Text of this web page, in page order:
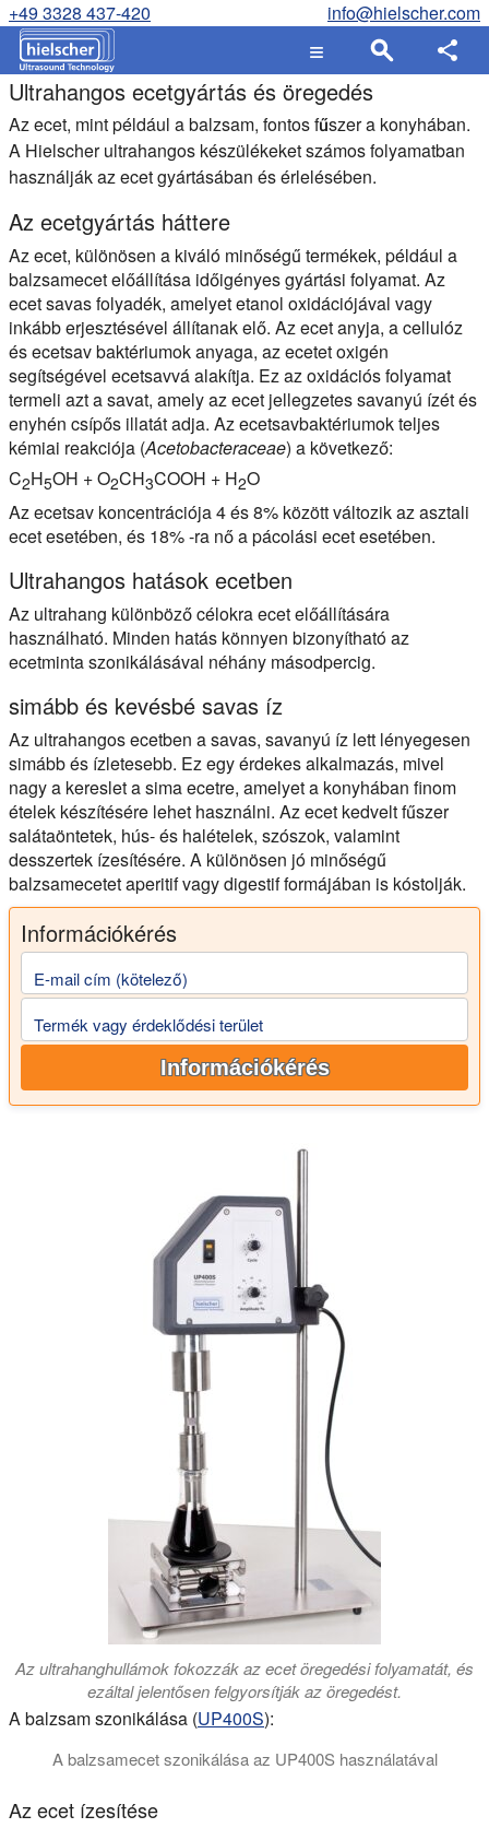
+49 3328 437-420 info@hielscher.com
Ultrahangos ecetgyártás és öregedés
Az ecet, mint például a balzsam, fontos fűszer a konyhában.
A Hielscher ultrahangos készülékeket számos folyamatban
használják az ecet gyártásában és érlelésében.
Az ecetgyártás háttere
Az ecet, különösen a kiváló minőségű termékek, például a
balzsamecet előállítása időigényes gyártási folyamat. Az
ecet savas folyadék, amelyet etanol oxidációjával vagy
inkább erjesztésével állítanak elő. Az ecet anyja, a cellulóz
és ecetsav baktériumok anyaga, az ecetet oxigén
segítségével ecetsavvá alakítja. Ez az oxidációs folyamat
termeli azt a savat, amely az ecet jellegzetes savanyú ízét és
enyhén csípős illatát adja. Az ecetsavbaktériumok teljes
kémiai reakciója (Acetobacteraceae) a következő:
C2H5OH + O2CH3COOH + H2O
Az ecetsav koncentrációja 4 és 8% között változik az asztali
ecet esetében, és 18% -ra nő a pácolási ecet esetében.
Ultrahangos hatások ecetben
Az ultrahang különböző célokra ecet előállítására
használható. Minden hatás könnyen bizonyíthatóaz
ecetminta szonikálásával néhány másodpercig.
simább és kevésbé savas íz
Az ultrahangos ecetben a savas, savanyú íz lett lényegesen
simább és ízletesebb. Ez egy érdekes alkalmazás, mivel
nagy a kereslet a sima ecetre, amelyet a konyhában finom
ételek készítésére lehet használni. Az ecet kedvelt fűszer
salátaöntetek, hús- és halételek, szószok, valamint
desszertek ízesítésére. A különösen jó minőségű
balzsamecetet aperitif vagy digestif formájában is kóstolják.
Információkérés
E-mail cím (kötelező)
Termék vagy érdeklődési terület
Információkérés
Az ultrahanghullámok fokozzák az ecet öregedési folyamatát, és
ezáltal jelentősen felgyorsítják az öregedést.
A balzsam szonikálása (UP400S):
A balzsamecet szonikálása az UP400S használatával
Az ecet ízesítése